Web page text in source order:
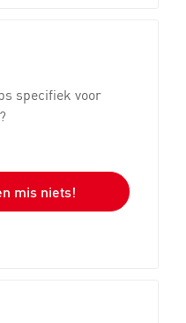
specifiek voor
mis niets!